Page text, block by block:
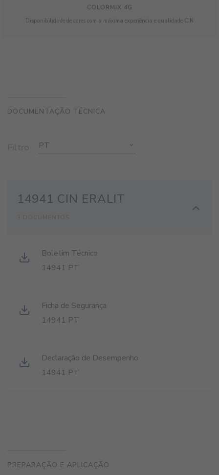
COLORMIX 4G
Disponibilidade de cores com a máxima experiência e qualidade CIN
DOCUMENTAÇÃO TÉCNICA
PT
14941 CIN ERALIT
Boletim Técnico
14941 PT
Ficha de Segurança
14941 PT
Declaração de Desempenho
14941 PT
PREPARAÇÃO E APLICAÇÃO